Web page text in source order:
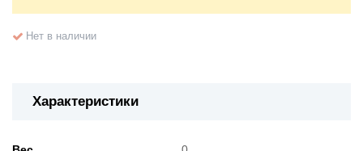
Нет в наличии
Характеристики